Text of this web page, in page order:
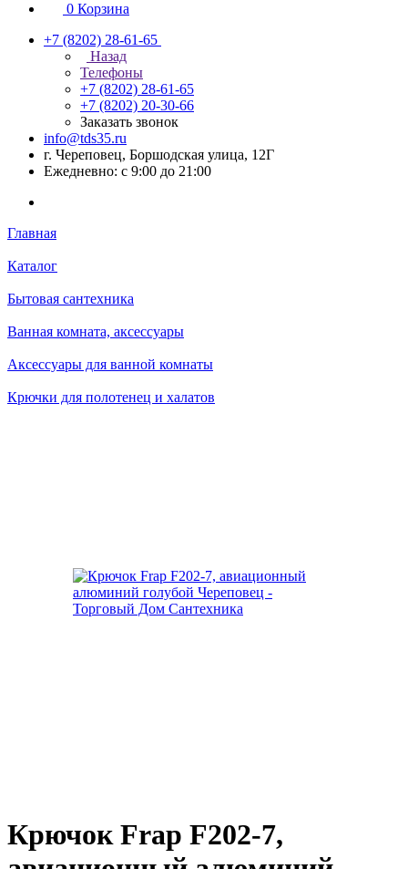
0 Корзина
+7 (8202) 28‑61-65
Назад
Телефоны
+7 (8202) 28‑61-65
+7 (8202) 20‑30-66
Заказать звонок
info@tds35.ru
г. Череповец, Боршодская улица, 12Г
Ежедневно: с 9:00 до 21:00
Главная
Каталог
Бытовая сантехника
Ванная комната, аксессуары
Аксессуары для ванной комнаты
Крючки для полотенец и халатов
Крючок Frap F202-7,